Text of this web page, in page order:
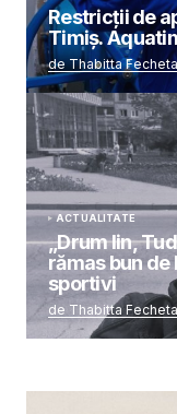
Restricții de
Timiș.
de Thabitta Fecheta
ACTUALITATE
„Drum lin,
rămas bun
sportivi
de Thabitta Fecheta